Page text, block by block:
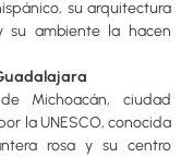
su arquitectura
su ambiente la hacen
Michoacán, ciudad
la UNESCO, conocida
rosa y su centro